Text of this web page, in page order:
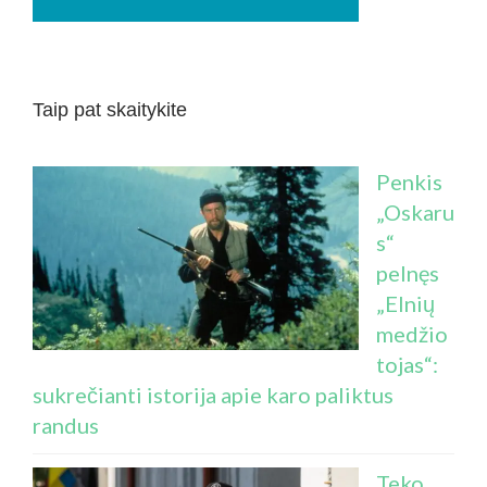
Taip pat skaitykite
Penkis
„Oskaru
s“
pelnęs
„Elnių
medžio
tojas“:
sukrečianti istorija apie karo paliktus
randus